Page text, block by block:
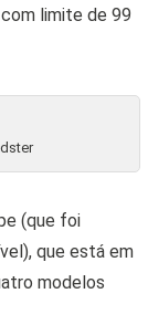
limite de 99
(que foi
que está em
modelos